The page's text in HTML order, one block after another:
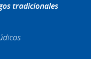
tradicionales